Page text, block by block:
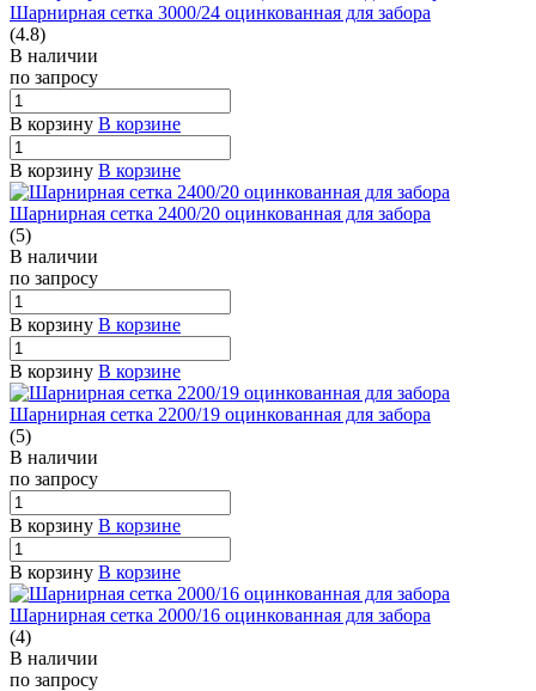
Шарнирная сетка 3000/24 оцинкованная для забора
(4.8)
В наличии
по запросу
В корзину В корзине
В корзину В корзине
Шарнирная сетка 2400/20 оцинкованная для забора
(5)
В наличии
по запросу
В корзину В корзине
В корзину В корзине
Шарнирная сетка 2200/19 оцинкованная для забора
(5)
В наличии
по запросу
В корзину В корзине
В корзину В корзине
Шарнирная сетка 2000/16 оцинкованная для забора
(4)
В наличии
по запросу